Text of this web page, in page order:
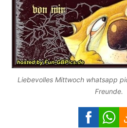
Liebevolles Mittwoch whatsapp
Freunde.